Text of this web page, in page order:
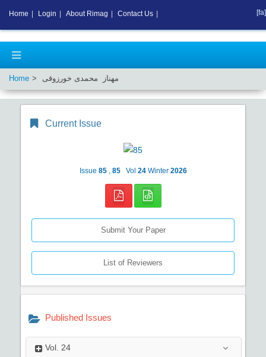
Home مهناز محمدی خورزوقی
Current Issue
Issue 85 85 Vol 24 Winter 2026
Submit Your Paper
List of Reviewers
Published Issues
Vol. 24
Home Login About Rimag Contact Us [fa]